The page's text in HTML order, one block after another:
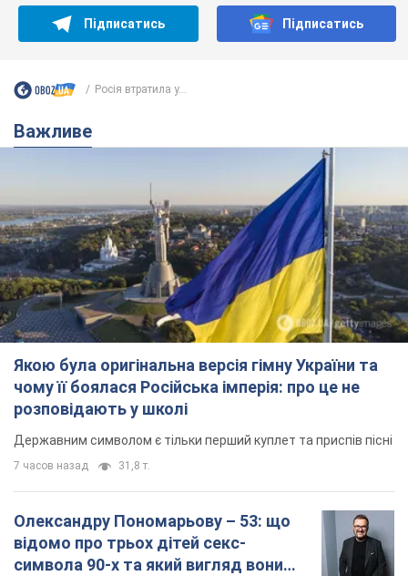
Підписатись Підписатись
Росія втратила у...
Важливе
Якою була оригінальна версія гімну України та
чому її боялася Російська імперія: про це не
розповідають у школі
Державним символом є тільки перший куплет та приспів пісні
7 часов назад 31,8 т.
Олександру Пономарьову – 53: що
відомо про трьох дітей секс-
символа 90-х та який вигляд вони